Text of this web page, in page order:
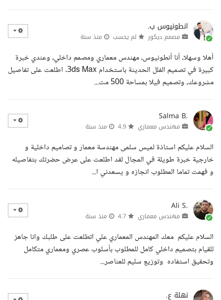
انطونيوس ب.
مصمم ديكور لم يحسب منذ سنة
أهلا وسهلا، أنا أنطونيوس، مهندس معماري ومصمم داخلي، وعندي خبرة
كبيرة في تصميم الفلل الحديثة باستخدام 3ds Max. اطلعت على تفاصيل
مشروعك، وتصميم فيلا بمساحة 500 مت...
Salma B.
مهندس معماري منذ سنة
السلام عليكم استاذة لميس سلمى مهندسة معمار و تصاميم داخلية و
خارجية خبرة طويلة في المجال لقد اطلعت على عرض حضرتك بتفاصيله
و فهمت تماما المطلوب انجازه و يسعدني ا...
Ali S.
مهندس معماري منذ سنة
السلام عليكم معك المهندس المعماري علي اتطلعت على طلبك وانا جاهز
للقيام بتصميم داخلي كامل للمطلوب بأسلوب عصري ومعماري متكامل
وتحقيق استفاده وتوزيع سليم للعناصر...
نهلة ع.